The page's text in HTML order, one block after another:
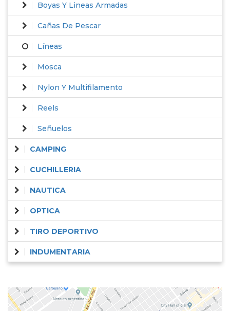
Boyas Y Lineas Armadas
Cañas De Pescar
Líneas
Mosca
Nylon Y Multifilamento
Reels
Señuelos
CAMPING
CUCHILLERIA
NAUTICA
OPTICA
TIRO DEPORTIVO
INDUMENTARIA